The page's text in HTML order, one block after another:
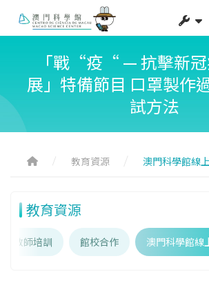
「戰“疫“ — 抗擊新
展」特備節目 口罩製作
試方法
教育資源 澳門科學館線
教育資源
教師培訓 館校合作 澳門科學館線